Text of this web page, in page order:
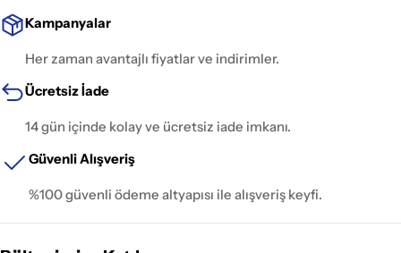
Kampanyalar
Her zaman avantajlı fiyatlar ve indirimler.
Ücretsiz İade
14 gün içinde kolay ve ücretsiz iade imkanı.
Güvenli Alışveriş
%100 güvenli ödeme altyapısı ile alışveriş keyfi.